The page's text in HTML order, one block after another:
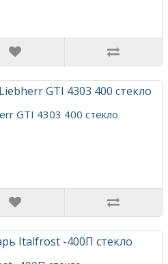
GTI 4303 400 стекло